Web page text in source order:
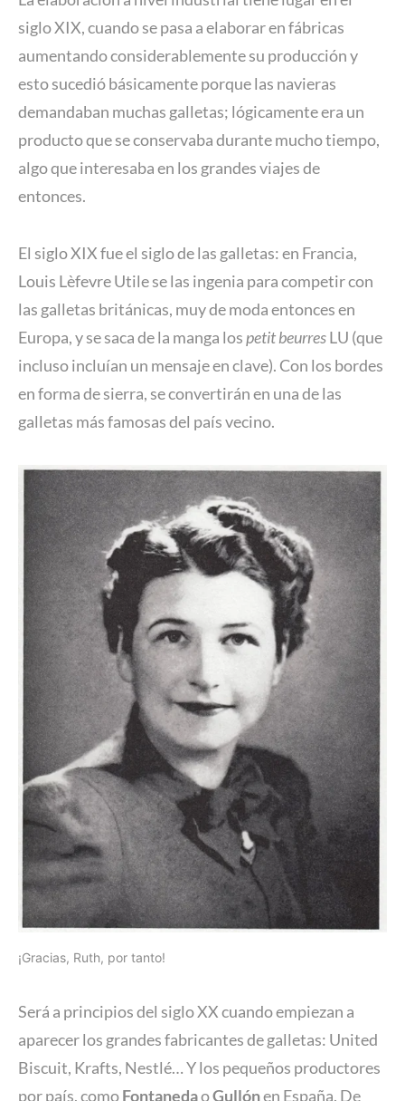
siglo XIX, cuando se pasa a elaborar en fábricas
aumentando considerablemente su producción y
esto sucedió básicamente porque las navieras
demandaban muchas galletas; lógicamente era un
producto que se conservaba durante mucho tiempo,
algo que interesaba en los grandes viajes de
entonces.
El siglo XIX fue el siglo de las galletas: en Francia,
Louis Lèfevre Utile se las ingenia para competir con
las galletas británicas, muy de moda entonces en
Europa, y se saca de la manga los petit beurresLU (que
incluso incluían un mensaje en clave). Con los bordes
en forma de sierra, se convertirán en una de las
galletas más famosas del país vecino.
¡Gracias, Ruth, por tanto!
Será a principios del siglo XX cuando empiezan a
aparecer los grandes fabricantes de galletas: United
Biscuit, Krafts, Nestlé… Y los pequeños productores
por país, comoFontanedaoGullónen España. De